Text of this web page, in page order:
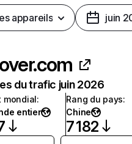
appareils juin
du trafic juin 2026
mondial:
entier
Rang du pays:
Chine
7 182